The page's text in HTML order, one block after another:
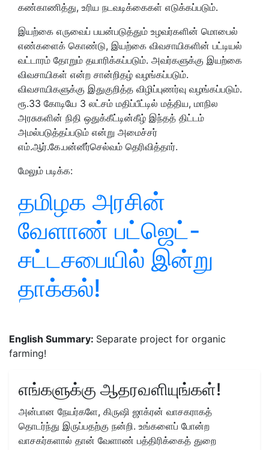
கண்காணித்து, உரிய நடவடிக்கைகள் எடுக்கப்படும்.
இயற்கை எருவைப் பயன்படுத்தும் உழவர்களின் மொபைல்
எண்களைக் கொண்டு, இயற்கை விவசாயிகளின் பட்டியல்
வட்டாரம் தோறும் தயாரிக்கப்படும். அவர்களுக்கு இயற்கை
விவசாயிகள் என்ற சான்றிதழ் வழங்கப்படும்.
விவசாயிகளுக்கு இதுகுறித்த விழிப்புணர்வு வழங்கப்படும்.
ரூ.33 கோடியே 3 லட்சம் மதிப்பீட்டில் மத்திய, மாநில
அரசுகளின் நிதி ஒதுக்கீட்டின்கீழ் இந்தத் திட்டம்
அமல்படுத்தப்படும் என்று அமைச்சர்
எம்.ஆர்.கே.பன்னீர்செல்வம் தெரிவித்தார்.
மேலும் படிக்க:
தமிழக அரசின்
வேளாண் பட்ஜெட்-
சட்டசபையில் இன்று
தாக்கல்!
English Summary: Separate project for organic
farming!
எங்களுக்கு ஆதரவளியுங்கள்!
அன்பான நேயர்களே, கிருஷி ஜாக்ரன் வாசகராகத்
தொடர்ந்து இருப்பதற்கு நன்றி. உங்களைப் போன்ற
வாசகர்களால் தான் வேளாண் பத்திரிக்கைத் துறை